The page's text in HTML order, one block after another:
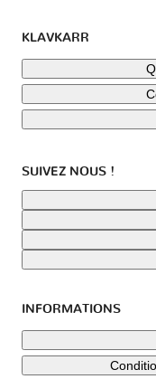
KLAVKARR
SUIVEZ NOUS !
INFORMATIONS